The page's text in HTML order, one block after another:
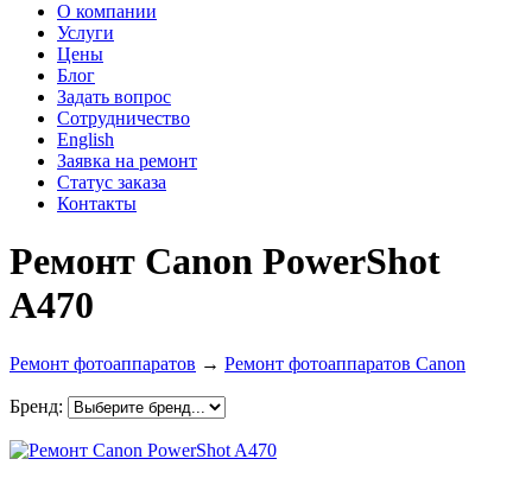
О компании
Услуги
Цены
Блог
Задать вопрос
Сотрудничество
English
Заявка на ремонт
Статус заказа
Контакты
Ремонт Canon PowerShot
A470
Ремонт фотоаппаратов → Ремонт фотоаппаратов Canon
Бренд: